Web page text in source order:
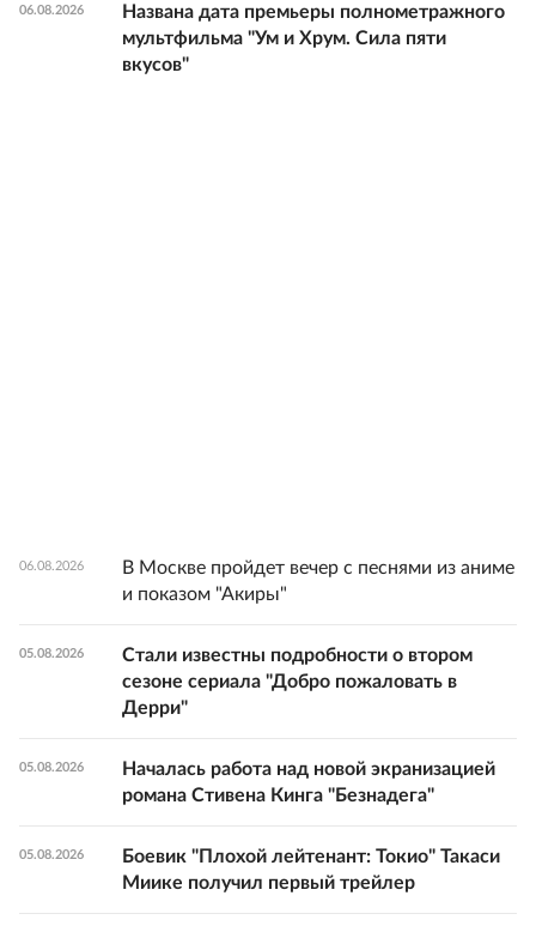
06.08.2026
Названа дата премьеры полнометражного
мультфильма "Ум и Хрум. Сила пяти
вкусов"
06.08.2026
В Москве пройдет вечер с песнями из аниме
и показом "Акиры"
05.08.2026
Стали известны подробности о втором
сезоне сериала "Добро пожаловать в
Дерри"
05.08.2026
Началась работа над новой экранизацией
романа Стивена Кинга "Безнадега"
05.08.2026
Боевик "Плохой лейтенант: Токио" Такаси
Миике получил первый трейлер